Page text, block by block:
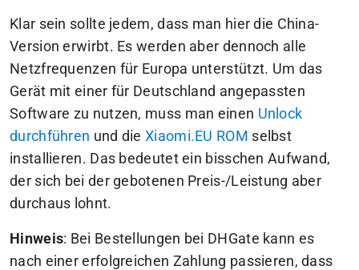
Klar sein sollte jedem, dass man hier die China-
Version erwirbt. Es werden aber dennoch alle
Netzfrequenzen für Europa unterstützt. Um das
Gerät mit einer für Deutschland angepassten
Software zu nutzen, muss man einen Unlock
durchführen und dieXiaomi.EU ROM selbst
installieren. Das bedeutet ein bisschen Aufwand,
der sich bei der gebotenen Preis-/Leistung aber
durchaus lohnt.
Hinweis: Bei Bestellungen bei DHGate kann es
nach einer erfolgreichen Zahlung passieren, dass